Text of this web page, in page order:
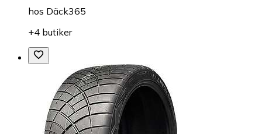
hos Däck365
+4 butiker